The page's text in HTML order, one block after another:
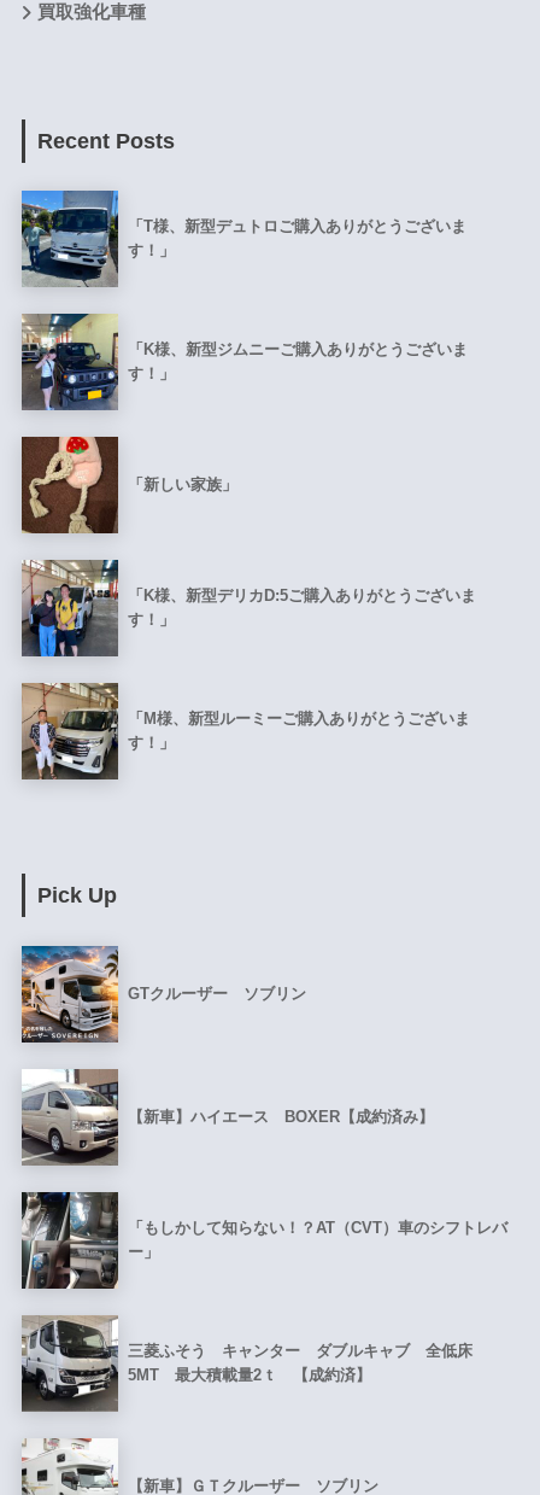
買取強化車種
Recent Posts
「T様、新型デュトロご購入ありがとうございま
す！」
「K様、新型ジムニーご購入ありがとうございま
す！」
「新しい家族」
「K様、新型デリカD:5ご購入ありがとうございま
す！」
「M様、新型ルーミーご購入ありがとうございま
す！」
Pick Up
GTクルーザー ソブリン
【新車】ハイエース BOXER【成約済み】
「もしかして知らない！？AT（CVT）車のシフトレバ
ー」
三菱ふそう キャンター ダブルキャブ 全低床
5MT 最大積載量2ｔ 【成約済】
【新車】ＧＴクルーザー ソブリン